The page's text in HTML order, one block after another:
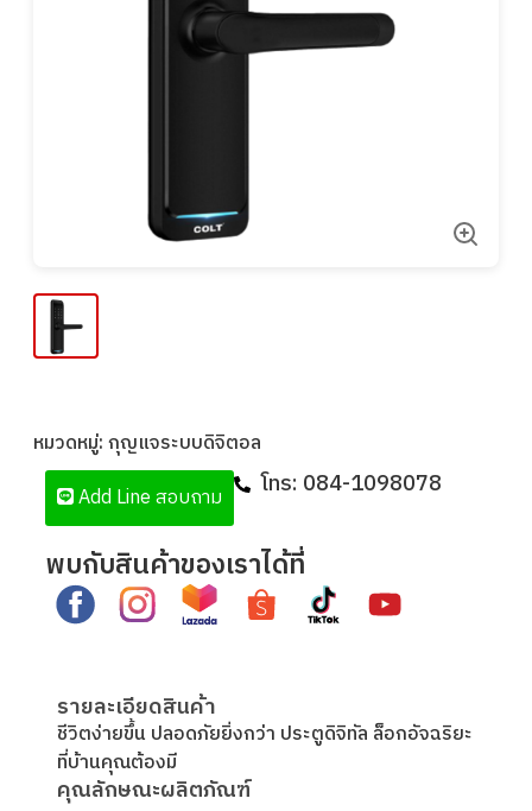
หมวดหมู่:กุญแจระบบดิจิตอล
Add Line สอบถาม
โทร: 084-1098078
พบกับสินค้าของเราได้ที่
รายละเอียดสินค้า
ชีวิตง่ายขึ้น ปลอดภัยยิ่งกว่า ประตูดิจิทัล ล็อกอัจฉริยะ
ที่บ้านคุณต้องมี
คุณลักษณะผลิตภัณฑ์